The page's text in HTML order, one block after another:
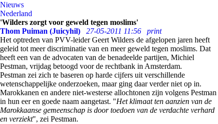
Nieuws
Nederland
'Wilders zorgt voor geweld tegen moslims'
Thom Puiman (Juicyhil)
27-05-2011 11:56
print
Het optreden van PVV-leider Geert Wilders de afgelopen jaren heeft
geleid tot meer discriminatie van en meer geweld tegen moslims. Dat
heeft een van de advocaten van de benadeelde partijen, Michiel
Pestman, vrijdag betoogd voor de rechtbank in Amsterdam.
Pestman zei zich te baseren op harde cijfers uit verschillende
wetenschappelijke onderzoeken, maar ging daar verder niet op in.
Marokkanen en andere niet-westerse allochtonen zijn volgens Pestman
in hun eer en goede naam aangetast. "Het klimaat ten aanzien van de
Marokkaanse gemeenschap is door toedoen van de verdachte verhard
en verziekt", zei Pestman.